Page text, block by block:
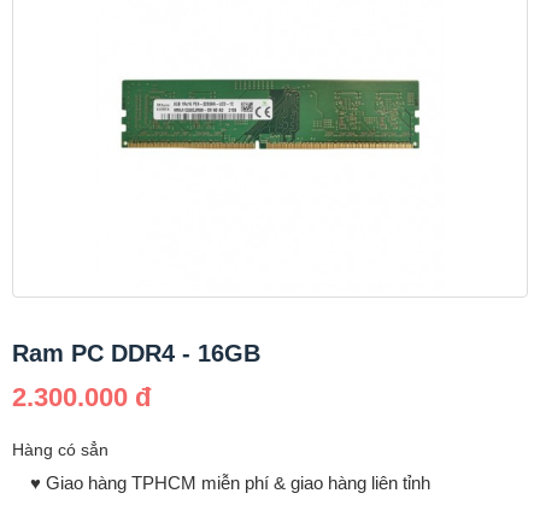
Ram PC DDR4 - 16GB
2.300.000 đ
Hàng có sẳn
♥️ Giao hàng TPHCM miễn phí & giao hàng liên tỉnh